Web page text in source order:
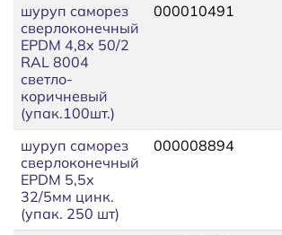
шуруп саморез
сверлоконечный
EPDM 4,8х 50/2
RAL 8004
светло-
коричневый
(упак.100шт.)
000010491
шуруп саморез
сверлоконечный
EPDM 5,5х
32/5мм цинк.
(упак. 250 шт)
000008894